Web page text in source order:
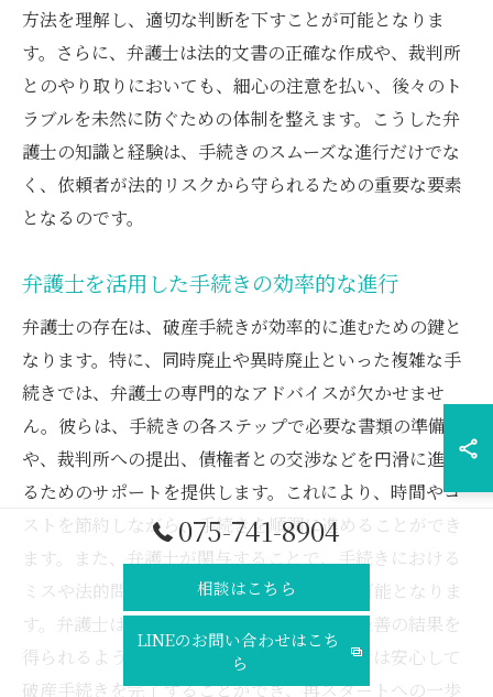
方法を理解し、適切な判断を下すことが可能となりま
す。さらに、弁護士は法的文書の正確な作成や、裁判所
とのやり取りにおいても、細心の注意を払い、後々のト
ラブルを未然に防ぐための体制を整えます。こうした弁
護士の知識と経験は、手続きのスムーズな進行だけでな
く、依頼者が法的リスクから守られるための重要な要素
となるのです。
弁護士を活用した手続きの効率的な進行
弁護士の存在は、破産手続きが効率的に進むための鍵と
なります。特に、同時廃止や異時廃止といった複雑な手
続きでは、弁護士の専門的なアドバイスが欠かせませ
ん。彼らは、手続きの各ステップで必要な書類の準備
や、裁判所への提出、債権者との交渉などを円滑に進め
るためのサポートを提供します。これにより、時間やコ
ストを節約しながら、手続きを順調に進めることができ
ます。また、弁護士が関与することで、手続きにおける
ミスや法的問題の発生を未然に防ぐことが可能となりま
す。弁護士はその経験を活かし、依頼者が最善の結果を
得られるよう努めます。結果として、依頼者は安心して
破産手続きを完了することができ、再スタートへの一歩
075-741-8904
相談はこちら
LINEのお問い合わせはこち
ら